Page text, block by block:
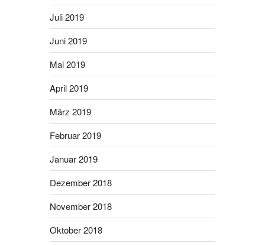
Juli 2019
Juni 2019
Mai 2019
April 2019
März 2019
Februar 2019
Januar 2019
Dezember 2018
November 2018
Oktober 2018